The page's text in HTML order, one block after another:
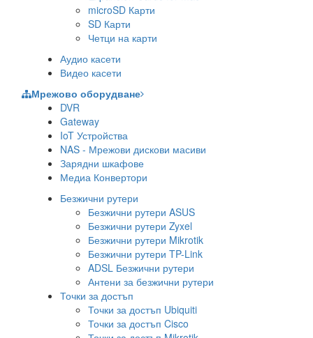
microSD Карти
SD Карти
Четци на карти
Аудио касети
Видео касети
Мрежово оборудване
DVR
Gateway
IoT Устройства
NAS - Мрежови дискови масиви
Зарядни шкафове
Медиа Конвертори
Безжични рутери
Безжични рутери ASUS
Безжични рутери Zyxel
Безжични рутери Mikrotik
Безжични рутери TP-Link
ADSL Безжични рутери
Антени за безжични рутери
Точки за достъп
Точки за достъп Ubiquiti
Точки за достъп Cisco